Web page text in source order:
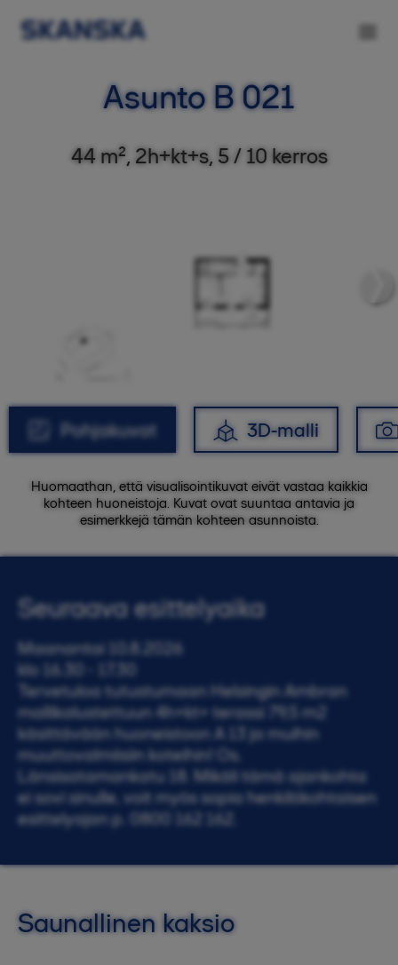
Asunto B 021
44 m², 2h+kt+s, 5 / 10 kerros
Pohjakuvat 3D-malli
Huomaathan, että visualisointikuvat eivät vastaa kaikkia
kohteen huoneistoja. Kuvat ovat suuntaa antavia ja
esimerkkejä tämän kohteen asunnoista.
Seuraava esittelyaika
Maanantai 10.8.2026
klo 16.30 - 17.30
Tervetuloa tutustumaan Helsingin Ambran
mallikalustettuun 4h+kt+ terassi 79,5 m2
käsittävään huoneistoon A 13 ja muihin
muuttovalmiisiin koteihin! Os.
Länsisatamankatu 18. Mikäli tämä ajankohta
ei sovi sinulle, voit myös sopia henkilökohtaisen
esittelyajan p. 0800 162 162.
Saunallinen kaksio